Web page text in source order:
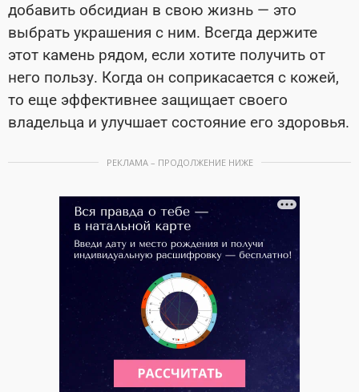
добавить обсидиан в свою жизнь — это
выбрать украшения с ним. Всегда держите
этот камень рядом, если хотите получить от
него пользу. Когда он соприкасается с кожей,
то еще эффективнее защищает своего
владельца и улучшает состояние его здоровья.
РЕКЛАМА – ПРОДОЛЖЕНИЕ НИЖЕ